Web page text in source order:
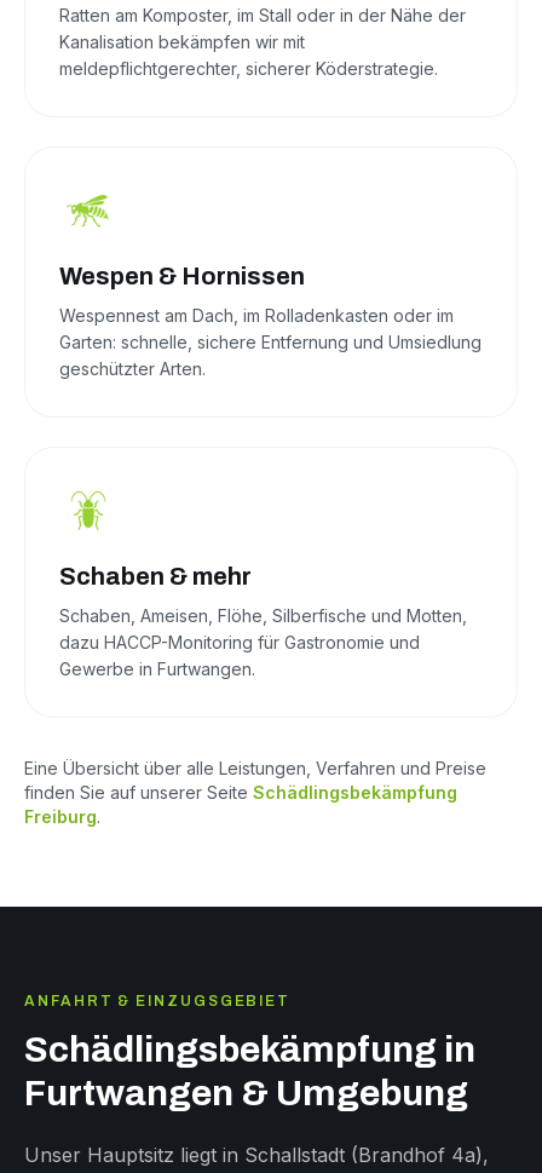
Ratten am Komposter, im Stall oder in der Nähe der
Kanalisation bekämpfen wir mit
meldepflichtgerechter, sicherer Köderstrategie.
Wespen & Hornissen
Wespennest am Dach, im Rolladenkasten oder im
Garten: schnelle, sichere Entfernung und Umsiedlung
geschützter Arten.
Schaben & mehr
Schaben, Ameisen, Flöhe, Silberfische und Motten,
dazu HACCP-Monitoring für Gastronomie und
Gewerbe in Furtwangen.
Eine Übersicht über alle Leistungen, Verfahren und Preise
finden Sie auf unserer Seite Schädlingsbekämpfung
Freiburg.
ANFAHRT & EINZUGSGEBIET
Schädlingsbekämpfung in
Furtwangen & Umgebung
Unser Hauptsitz liegt in Schallstadt (Brandhof 4a),